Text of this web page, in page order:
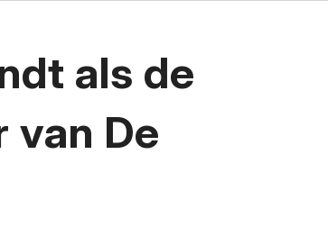
als de
De